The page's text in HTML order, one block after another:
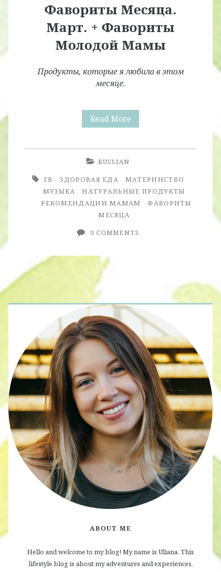
Фавориты Месяца.
Март. + Фавориты
Молодой Мамы
Продукты, которые я любила в этом
месяце.
Read MoreФавориты
Фавориты
Молодой
RUSSIAN
ГВ
ЗДОРОВАЯ ЕДА
МАТЕРИНСТВО
МУЗЫКА
НАТУРАЛЬНЫЕ ПРОДУКТЫ
РЕКОМЕНДАЦИИ МАМАМ
ФАВОРИТЫ
МЕСЯЦА
0 COMMENTS
ABOUT ME
Hello and welcome to my blog! My name is Uliana. This
lifestyle blog is about my adventures and experiences,